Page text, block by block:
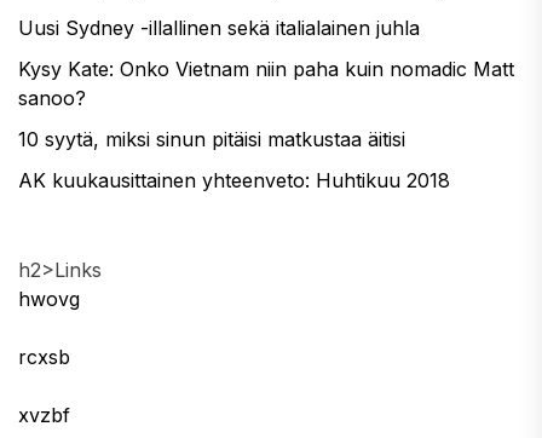
Uusi Sydney -illallinen sekä italialainen juhla
Kysy Kate: Onko Vietnam niin paha kuin nomadic Matt
sanoo?
10 syytä, miksi sinun pitäisi matkustaa äitisi
AK kuukausittainen yhteenveto: Huhtikuu 2018
h2>Links
hwovg
rcxsb
xvzbf